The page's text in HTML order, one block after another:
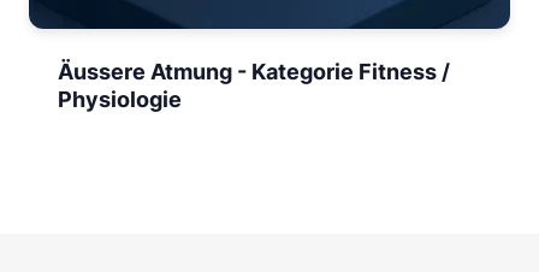
Äussere Atmung - Kategorie Fitness /
Physiologie